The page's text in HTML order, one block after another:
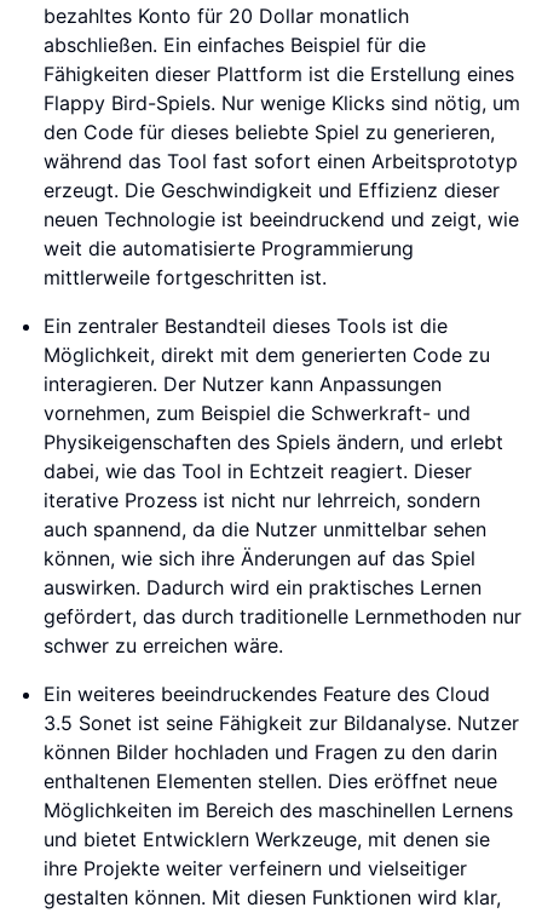
bezahltes Konto für 20 Dollar monatlich
abschließen. Ein einfaches Beispiel für die
Fähigkeiten dieser Plattform ist die Erstellung eines
Flappy Bird-Spiels. Nur wenige Klicks sind nötig, um
den Code für dieses beliebte Spiel zu generieren,
während das Tool fast sofort einen Arbeitsprototyp
erzeugt. Die Geschwindigkeit und Effizienz dieser
neuen Technologie ist beeindruckend und zeigt, wie
weit die automatisierte Programmierung
mittlerweile fortgeschritten ist.
Ein zentraler Bestandteil dieses Tools ist die
Möglichkeit, direkt mit dem generierten Code zu
interagieren. Der Nutzer kann Anpassungen
vornehmen, zum Beispiel die Schwerkraft- und
Physikeigenschaften des Spiels ändern, und erlebt
dabei, wie das Tool in Echtzeit reagiert. Dieser
iterative Prozess ist nicht nur lehrreich, sondern
auch spannend, da die Nutzer unmittelbar sehen
können, wie sich ihre Änderungen auf das Spiel
auswirken. Dadurch wird ein praktisches Lernen
gefördert, das durch traditionelle Lernmethoden nur
schwer zu erreichen wäre.
Ein weiteres beeindruckendes Feature des Cloud
3.5 Sonet ist seine Fähigkeit zur Bildanalyse. Nutzer
können Bilder hochladen und Fragen zu den darin
enthaltenen Elementen stellen. Dies eröffnet neue
Möglichkeiten im Bereich des maschinellen Lernens
und bietet Entwicklern Werkzeuge, mit denen sie
ihre Projekte weiter verfeinern und vielseitiger
gestalten können. Mit diesen Funktionen wird klar,